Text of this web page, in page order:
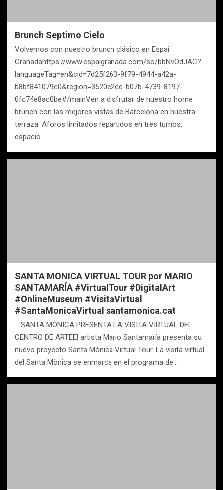
Brunch Septimo Cielo
Volvemos con nuestro brunch clásico en Espai
Granadahttps://www.espaigranada.com/so/bbNvOdJAC?
languageTag=en&cid=7d25f263-9f79-4944-a42a-
b8bf841079c0&region=3520c2ee-b07b-4739-8197-
0fc74e8ac0be#/mainVen a disfrutar de nuestro home
brunch con las mejores vistas de Barcelona en nuestra
terraza. Aforos limitados repartidos en tres turnos,
espacio…
SANTA MONICA VIRTUAL TOUR por MARIO
SANTAMARÍA #VirtualTour #DigitalArt
#OnlineMuseum #VisitaVirtual
#SantaMonicaVirtual santamonica.cat
SANTA MÒNICA PRESENTA LA VISITA VIRTUAL DEL
CENTRO DE ARTEEl artista Mario Santamaría presenta su
nuevo proyecto Santa Mònica Virtual Tour. La visita virtual
del Santa Mònica se enmarca en el programa de…